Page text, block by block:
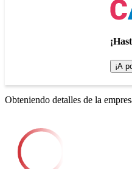
¡A
Obteniendo detalles de la